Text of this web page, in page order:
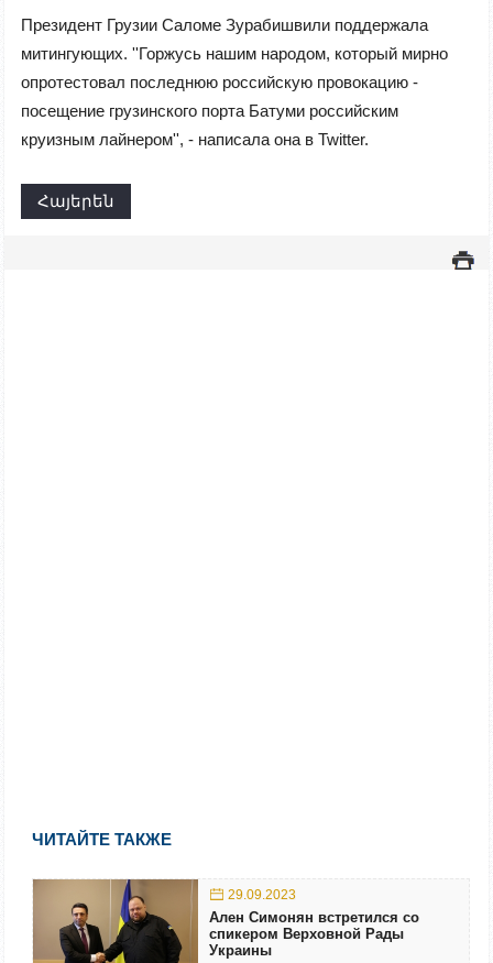
Президент Грузии Саломе Зурабишвили поддержала
митингующих. ''Горжусь нашим народом, который мирно
опротестовал последнюю российскую провокацию -
посещение грузинского порта Батуми российским
круизным лайнером'', - написала она в Twitter.
Հայերեն
ЧИТАЙТЕ ТАКЖЕ
29.09.2023
Ален Симонян встретился со
спикером Верховной Рады
Украины